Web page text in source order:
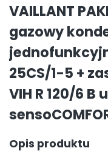
VAILLANT
gazowy
25CS/1-5 +
VIH R 120/6 B
Opis produktu